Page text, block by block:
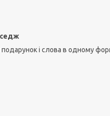
і слова в одному